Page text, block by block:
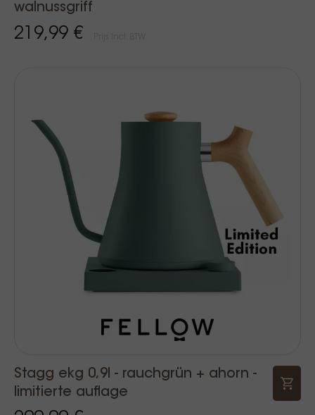
walnussgriff
219,99 €
Stagg ekg 0,9l - rauchgrün + ahorn -
limitierte auflage